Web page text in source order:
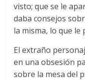
visto; que se le
daba consejos
la misma, lo que le
El extraño
en una obsesión
sobre la mesa del